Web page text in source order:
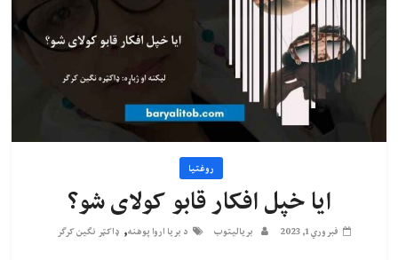
روغتیا
ایا خپل افکار قابو کولای شو؟
فبروري 1, 2023 بریالیتوب د بریا اروا پوهنه, ډاکټر نګین کرګر